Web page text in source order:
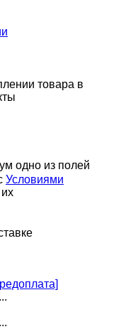
товара в
одно из полей
Условиями